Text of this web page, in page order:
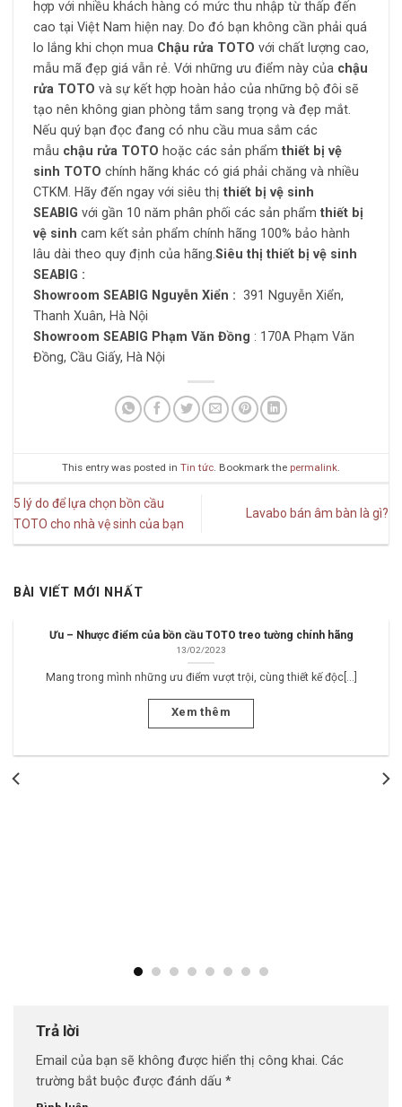
hợp với nhiều khách hàng có mức thu nhập từ thấp đến
cao tại Việt Nam hiện nay. Do đó bạn không cần phải quá
lo lắng khi chọn mua Chậu rửa TOTO với chất lượng cao,
mẫu mã đẹp giá vẫn rẻ. Với những ưu điểm này của chậu
rửa TOTO và sự kết hợp hoàn hảo của những bộ đôi sẽ
tạo nên không gian phòng tắm sang trọng và đẹp mắt.
Nếu quý bạn đọc đang có nhu cầu mua sắm các
mẫu chậu rửa TOTO hoặc các sản phẩm thiết bị vệ
sinh TOTO chính hãng khác có giá phải chăng và nhiều
CTKM. Hãy đến ngay với siêu thị thiết bị vệ sinh
SEABIG với gần 10 năm phân phối các sản phẩm thiết bị
vệ sinh cam kết sản phẩm chính hãng 100% bảo hành
lâu dài theo quy định của hãng.Siêu thị thiết bị vệ sinh
SEABIG :
Showroom SEABIG Nguyễn Xiển : 391 Nguyễn Xiển,
Thanh Xuân, Hà Nội
Showroom SEABIG Phạm Văn Đồng : 170A Phạm Văn
Đồng, Cầu Giấy, Hà Nội
This entry was posted in Tin tức . Bookmark the permalink
5 lý do để lựa chọn bồn cầu
TOTO cho nhà vệ sinh của bạn
Lavabo bán âm bàn là gì?
BÀI VIẾT MỚI NHẤT
Ưu – Nhược điểm của bồn cầu TOTO treo tường chính hãng
13/02/2023
Mang trong mình những ưu điểm vượt trội, cùng thiết kế độc[...]
Xem thêm
Trả lời
Email của bạn sẽ không được hiển thị công khai. Các
trường bắt buộc được đánh dấu *